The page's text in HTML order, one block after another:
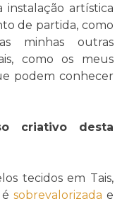
instalação artística
de partida, como
minhas outras
como os meus
podem conhecer
criativo desta
tecidos em Tais,
sobrevalorizada e